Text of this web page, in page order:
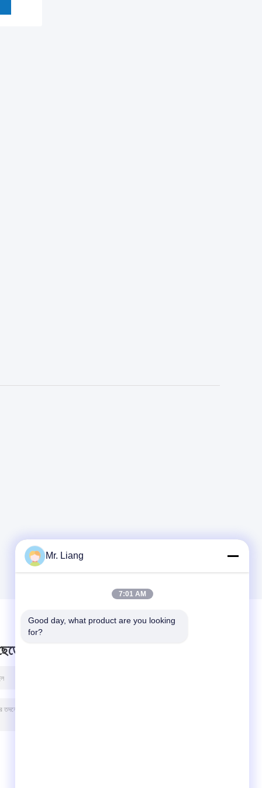
Mr. Liang
7:01 AM
Good day, what product are you looking
for?